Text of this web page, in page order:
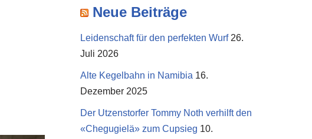
Neue Beiträge
Leidenschaft für den perfekten Wurf 26.
Juli 2026
Alte Kegelbahn in Namibia 16.
Dezember 2025
Der Utzenstorfer Tommy Noth verhilft den
«Chegugielä» zum Cupsieg 10.